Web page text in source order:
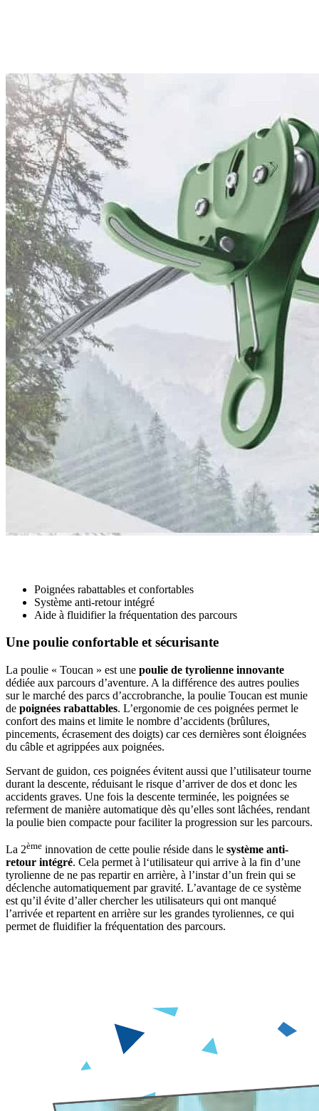
Poignées rabattables et confortables
Système anti-retour intégré
Aide à fluidifier la fréquentation des parcours
Une poulie confortable et sécurisante
La poulie « Toucan » est une poulie de tyrolienne innovante
dédiée aux parcours d’aventure. A la différence des autres poulies
sur le marché des parcs d’accrobranche, la poulie Toucan est munie
de poignées rabattables. L’ergonomie de ces poignées permet le
confort des mains et limite le nombre d’accidents (brûlures,
pincements, écrasement des doigts) car ces dernières sont éloignées
du câble et agrippées aux poignées.
Servant de guidon, ces poignées évitent aussi que l’utilisateur tourne
durant la descente, réduisant le risque d’arriver de dos et donc les
accidents graves. Une fois la descente terminée, les poignées se
referment de manière automatique dès qu’elles sont lâchées, rendant
la poulie bien compacte pour faciliter la progression sur les parcours.
La 2ème innovation de cette poulie réside dans le système anti-
retour intégré. Cela permet à l‘utilisateur qui arrive à la fin d’une
tyrolienne de ne pas repartir en arrière, à l’instar d’un frein qui se
déclenche automatiquement par gravité. L’avantage de ce système
est qu’il évite d’aller chercher les utilisateurs qui ont manqué
l’arrivée et repartent en arrière sur les grandes tyroliennes, ce qui
permet de fluidifier la fréquentation des parcours.